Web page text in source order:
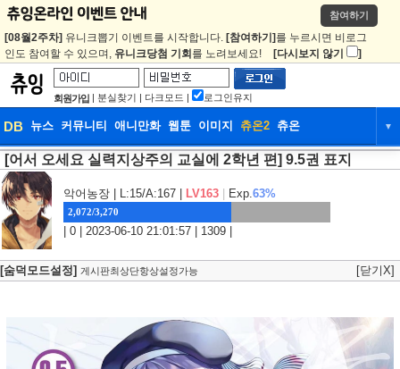
참여하기
[08월2주차] 유니크뽑기 이벤트를 시작합니다. [참여하기] 를 누르시면 비로그
인도 참여할 수 있으며, 유니크당첨 기회 를 노려보세요! [다시보지 않기 ]
회원가입 | 분실찾기 | 다크모드 | 로그인유지
DB 뉴스 커뮤니티 애니만화 웹툰 이미지 츄온2 츄온 ▼
DB 뉴스 커뮤니티 애니만화
웹툰 이미지 츄온2
[어서 오세요 실력지상주의 교실에 2학년 편] 9.5권 표지
악어농장 | L:15/A:167 | LV163 Exp.63%
2,072/3,270
| 0 | 2023-06-10 21:01:57 | 1309 |
[숨덕모드설정] 게시판최상단항상설정가능 [닫기X]